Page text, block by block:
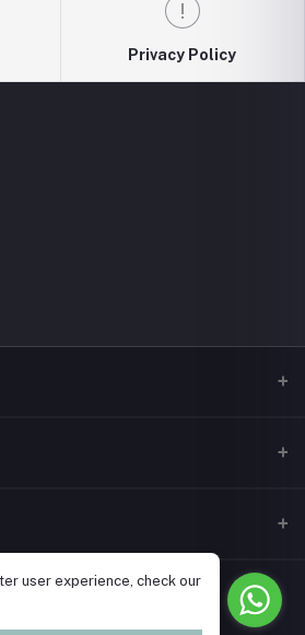
Privacy Policy
user experience, check our